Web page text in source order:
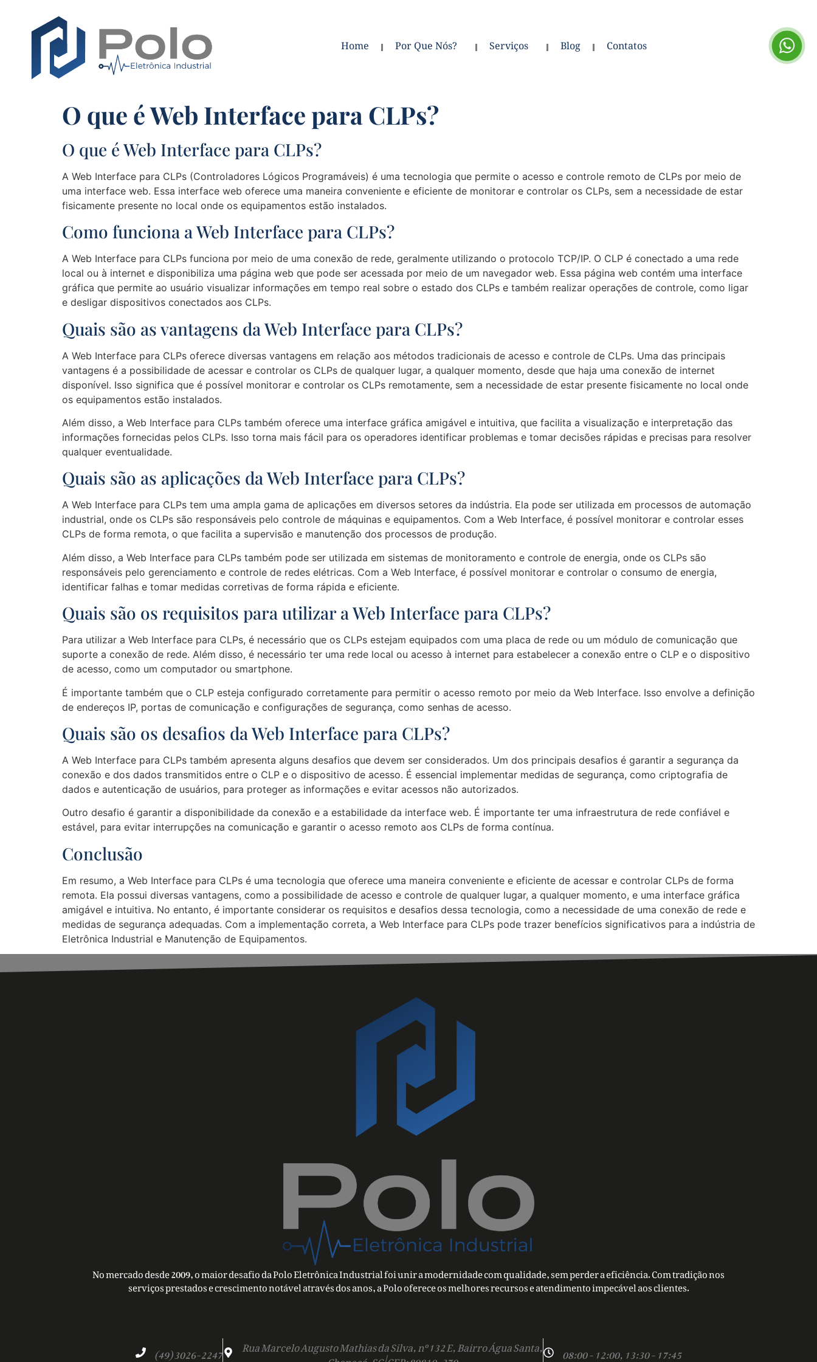
Home Por Que Nós? Serviços Blog Contatos
O que é Web Interface para CLPs?
O que é Web Interface para CLPs?
A Web Interface para CLPs (Controladores Lógicos Programáveis) é uma tecnologia que permite o acesso e controle remoto de CLPs por meio de
uma interface web. Essa interface web oferece uma maneira conveniente e eficiente de monitorar e controlar os CLPs, sem a necessidade de estar
fisicamente presente no local onde os equipamentos estão instalados.
Como funciona a Web Interface para CLPs?
A Web Interface para CLPs funciona por meio de uma conexão de rede, geralmente utilizando o protocolo TCP/IP. O CLP é conectado a uma rede
local ou à internet e disponibiliza uma página web que pode ser acessada por meio de um navegador web. Essa página web contém uma interface
gráfica que permite ao usuário visualizar informações em tempo real sobre o estado dos CLPs e também realizar operações de controle, como ligar
e desligar dispositivos conectados aos CLPs.
Quais são as vantagens da Web Interface para CLPs?
A Web Interface para CLPs oferece diversas vantagens em relação aos métodos tradicionais de acesso e controle de CLPs. Uma das principais
vantagens é a possibilidade de acessar e controlar os CLPs de qualquer lugar, a qualquer momento, desde que haja uma conexão de internet
disponível. Isso significa que é possível monitorar e controlar os CLPs remotamente, sem a necessidade de estar presente fisicamente no local onde
os equipamentos estão instalados.
Além disso, a Web Interface para CLPs também oferece uma interface gráfica amigável e intuitiva, que facilita a visualização e interpretação das
informações fornecidas pelos CLPs. Isso torna mais fácil para os operadores identificar problemas e tomar decisões rápidas e precisas para resolver
qualquer eventualidade.
Quais são as aplicações da Web Interface para CLPs?
A Web Interface para CLPs tem uma ampla gama de aplicações em diversos setores da indústria. Ela pode ser utilizada em processos de automação
industrial, onde os CLPs são responsáveis pelo controle de máquinas e equipamentos. Com a Web Interface, é possível monitorar e controlar esses
CLPs de forma remota, o que facilita a supervisão e manutenção dos processos de produção.
Além disso, a Web Interface para CLPs também pode ser utilizada em sistemas de monitoramento e controle de energia, onde os CLPs são
responsáveis pelo gerenciamento e controle de redes elétricas. Com a Web Interface, é possível monitorar e controlar o consumo de energia,
identificar falhas e tomar medidas corretivas de forma rápida e eficiente.
Quais são os requisitos para utilizar a Web Interface para CLPs?
Para utilizar a Web Interface para CLPs, é necessário que os CLPs estejam equipados com uma placa de rede ou um módulo de comunicação que
suporte a conexão de rede. Além disso, é necessário ter uma rede local ou acesso à internet para estabelecer a conexão entre o CLP e o dispositivo
de acesso, como um computador ou smartphone.
É importante também que o CLP esteja configurado corretamente para permitir o acesso remoto por meio da Web Interface. Isso envolve a definição
de endereços IP, portas de comunicação e configurações de segurança, como senhas de acesso.
Quais são os desafios da Web Interface para CLPs?
A Web Interface para CLPs também apresenta alguns desafios que devem ser considerados. Um dos principais desafios é garantir a segurança da
conexão e dos dados transmitidos entre o CLP e o dispositivo de acesso. É essencial implementar medidas de segurança, como criptografia de
dados e autenticação de usuários, para proteger as informações e evitar acessos não autorizados.
Outro desafio é garantir a disponibilidade da conexão e a estabilidade da interface web. É importante ter uma infraestrutura de rede confiável e
estável, para evitar interrupções na comunicação e garantir o acesso remoto aos CLPs de forma contínua.
Conclusão
Em resumo, a Web Interface para CLPs é uma tecnologia que oferece uma maneira conveniente e eficiente de acessar e controlar CLPs de forma
remota. Ela possui diversas vantagens, como a possibilidade de acesso e controle de qualquer lugar, a qualquer momento, e uma interface gráfica
amigável e intuitiva. No entanto, é importante considerar os requisitos e desafios dessa tecnologia, como a necessidade de uma conexão de rede e
medidas de segurança adequadas. Com a implementação correta, a Web Interface para CLPs pode trazer benefícios significativos para a indústria de
Eletrônica Industrial e Manutenção de Equipamentos.
No mercado desde 2009, o maior desafio da Polo Eletrônica Industrial foi unir a modernidade com qualidade, sem perder a eficiência. Com tradição nos
serviços prestados e crescimento notável através dos anos, a Polo oferece os melhores recursos e atendimento impecável aos clientes.
(49) 3026-2247 Rua Marcelo Augusto Mathias da Silva, nº 132 E, Bairro Água Santa, 08:00 - 12:00, 13:30 - 17:45